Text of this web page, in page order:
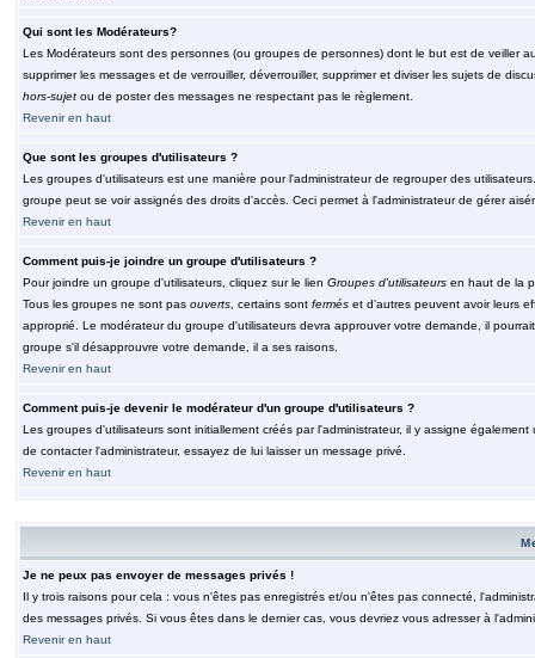
Qui sont les Modérateurs?
Les Modérateurs sont des personnes (ou groupes de personnes) dont le but est de veiller
supprimer les messages et de verrouiller, déverrouiller, supprimer et diviser les sujets de
hors-sujetou de poster des messages ne respectant pas le règlement.
Revenir en haut
Que sont les groupes d'utilisateurs ?
Les groupes d'utilisateurs est une manière pour l'administrateur de regrouper des
groupe peut se voir assignés des droits d'accès. Ceci permet à l'administrateur de gérer
Revenir en haut
Comment puis-je joindre un groupe d'utilisateurs ?
Pour joindre un groupe d'utilisateurs, cliquez sur le lien Groupes d'utilisateursen haut de la
Tous les groupes ne sont pas ouverts, certains sont ferméset d'autres peuvent avoir leurs
approprié. Le modérateur du groupe d'utilisateurs devra approuver votre demande, il
groupe s'il désapprouvre votre demande, il a ses raisons.
Revenir en haut
Comment puis-je devenir le modérateur d'un groupe d'utilisateurs ?
Les groupes d'utilisateurs sont initiallement créés par l'administrateur, il y assigne
de contacter l'administrateur, essayez de lui laisser un message privé.
Revenir en haut
Je ne peux pas envoyer de messages privés !
Il y trois raisons pour cela : vous n'êtes pas enregistrés et/ou n'êtes pas connecté,
des messages privés. Si vous êtes dans le dernier cas, vous devriez vous adresser à
Revenir en haut